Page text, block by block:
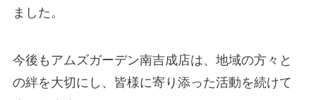
ました。
今後もアムズガーデン南吉成店は、地域の方々と
の絆を大切にし、皆様に寄り添った活動を続けて